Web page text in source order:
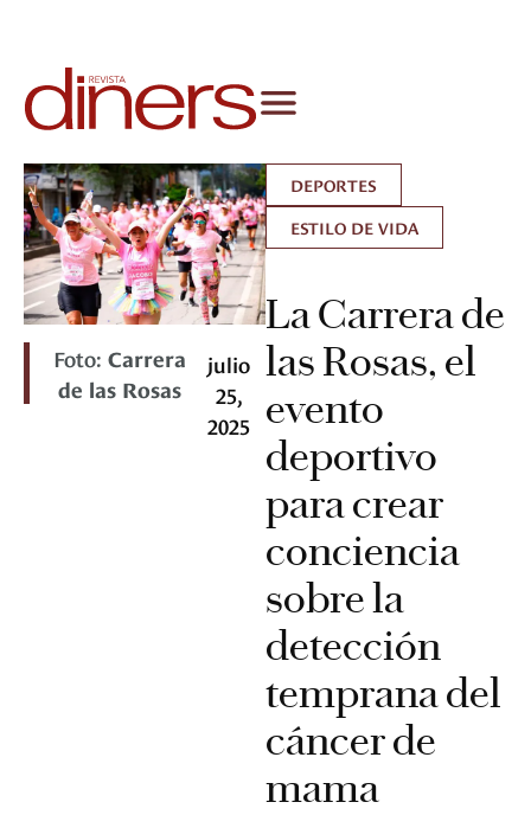
Foto:Carrera
de las Rosas
julio
25,
2025
DEPORTES
ESTILO DE VIDA
La Carrera de
las Rosas, el
evento
deportivo
para crear
conciencia
sobre la
detección
temprana del
cáncer de
mama